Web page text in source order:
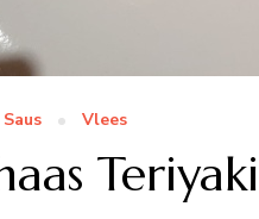
Saus Vlees
Teriyaki